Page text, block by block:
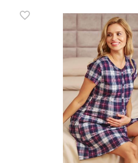
favorite_border